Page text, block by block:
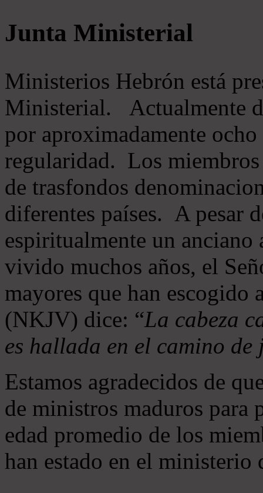
Junta Ministerial
Ministerios Hebrón está
Ministerial. Actualmente
por aproximadamente
regularidad. Los
de trasfondos
diferentes países. A pesar
espiritualmente un
vivido muchos años, el
mayores que han
(NKJV) dice: “La cabeza
es hallada en el camino de
Estamos agradecidos de
de ministros maduros
edad promedio de los
han estado en el ministerio